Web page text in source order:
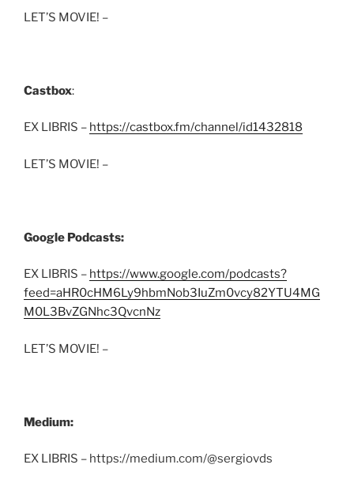
LET’S MOVIE! –
Castbox:
EX LIBRIS – https://castbox.fm/channel/id1432818
LET’S MOVIE! –
Google Podcasts:
EX LIBRIS – https://www.google.com/podcasts?
feed=aHR0cHM6Ly9hbmNob3IuZm0vcy82YTU4MG
M0L3BvZGNhc3QvcnNz
LET’S MOVIE! –
Medium:
EX LIBRIS – https://medium.com/@sergiovds